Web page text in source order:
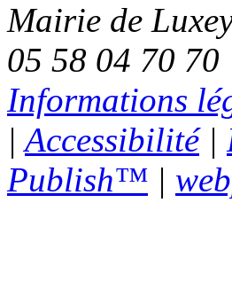
Mairie de
05 58 04 70 70
Informations
|Accessibilité|
Publish™ |